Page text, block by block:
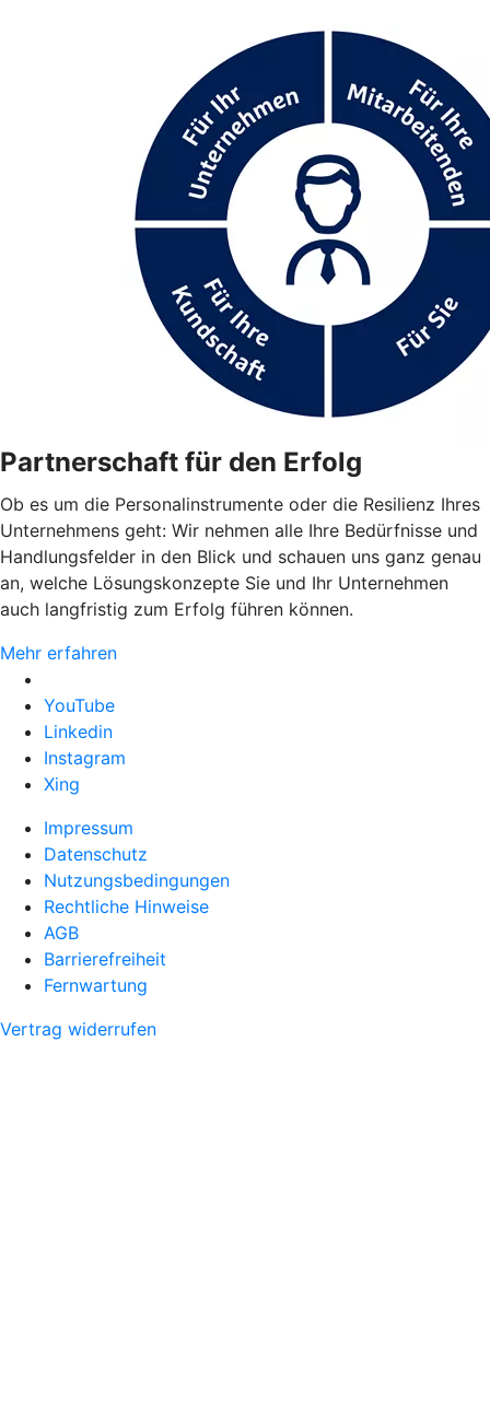
Partnerschaft für den Erfolg
Ob es um die Personalinstrumente oder die Resilienz Ihres
Unternehmens geht: Wir nehmen alle Ihre Bedürfnisse und
Handlungsfelder in den Blick und schauen uns ganz genau
an, welche Lösungskonzepte Sie und Ihr Unternehmen
auch langfristig zum Erfolg führen können.
Mehr erfahren
YouTube
Linkedin
Instagram
Xing
Impressum
Datenschutz
Nutzungsbedingungen
Rechtliche Hinweise
AGB
Barrierefreiheit
Fernwartung
Vertrag widerrufen